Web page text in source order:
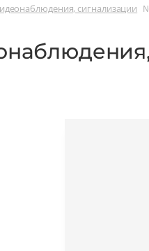
сигнализации